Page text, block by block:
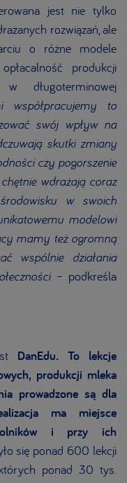
jest nie tylko
rozwiązań, ale
o różne modele
produkcji
długoterminowej
współpracujemy to
swój wpływ na
skutki zmiany
czy pogorszenie
wdrażają coraz
w swoich
modelowi
mamy też ogromną
wspólnie działania
– podkreśla
DanEdu. To lekcje
produkcji mleka
prowadzone są dla
ma miejsce
i przy ich
się ponad 600 lekcji
ponad 30 tys.